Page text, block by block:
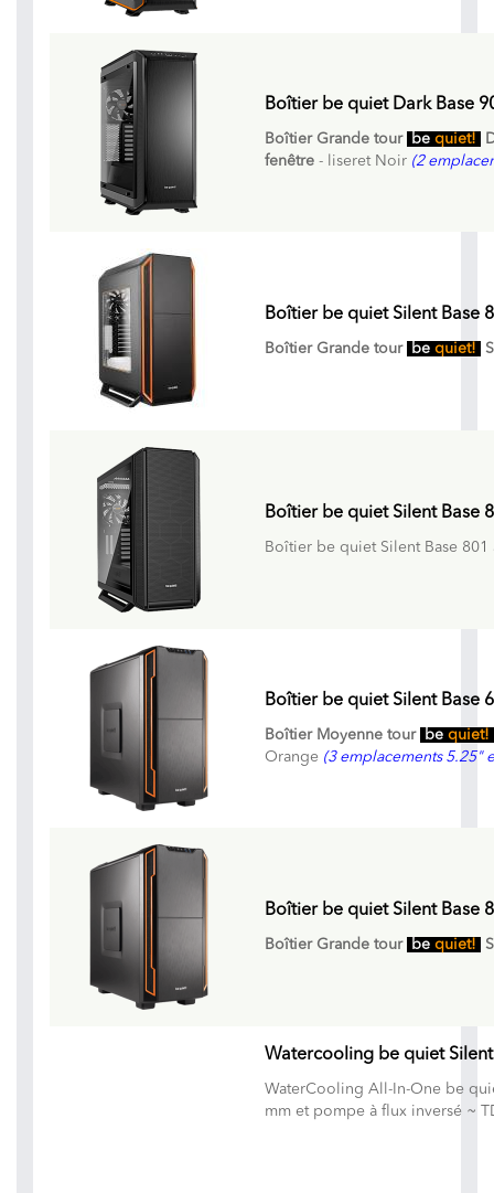
Boîtier be quiet Dark Base
Boîtier Grande tour be quiet!
fenêtre - liseret Noir (2
Boîtier be quiet Silent Base
Boîtier Grande tour be quiet!
Boîtier be quiet Silent Base
Boîtier be quiet Silent Base
Boîtier be quiet Silent Base
Boîtier Moyenne tour be quiet!
Orange (3 emplacements 5.25"
Boîtier be quiet Silent Base
Boîtier Grande tour be quiet!
Watercooling be quiet
WaterCooling All-In-One be
mm et pompe à flux inversé ~